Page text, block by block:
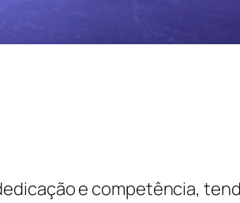
e competência,